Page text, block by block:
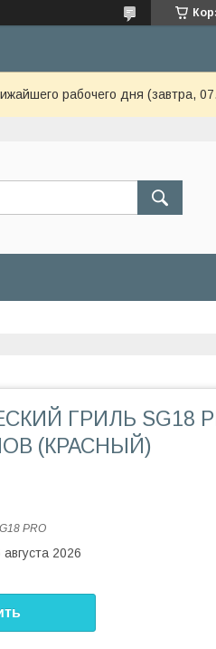
рабочего дня (завтра,
ГРИЛЬ SG18
(КРАСНЫЙ)
PRO
2026